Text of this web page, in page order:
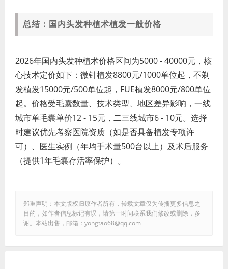
总结：国内头发种植术植发一般价格
2026年国内头发种植术价格区间为5000 - 40000元，核
心技术定价如下：微针植发8800元/1000单位起，不剃
发植发15000元/500单位起，FUE植发8000元/800单位
起。价格受毛囊数量、技术类型、地区差异影响，一线
城市单毛囊单价12 - 15元，二三线城市6 - 10元。选择
时建议优先考察医院资质（如是否具备植发专项许
可）、医生实例（年均手术量500台以上）及术后服务
（提供1年毛囊存活率保护）。
郑重声明：本文版权归原作者所有，转载文章仅为传播更多信息之
目的，如作者信息标记有误，请第一时间联系我们修改或删除，多
谢。本站出售，邮箱：yongtao68@qq.com